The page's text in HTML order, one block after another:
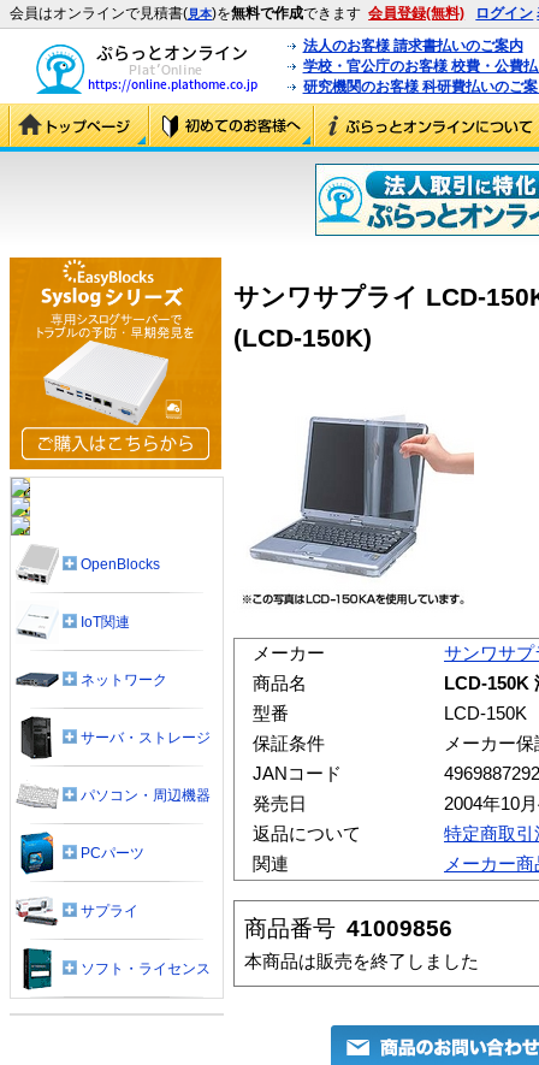
会員はオンラインで見積書(見本)を無料で作成できます 会員登録(無料) ログイン
法人のお客様 請求書払いのご案内
学校・官公庁のお客様 校費・公費
研究機関のお客様 科研費払いのご
サンワサプライ LCD-
(LCD-150K)
メーカー
サンワサプ
商品名
LCD-150K
型番
LCD-150K
保証条件
メーカー保
JANコード
発売日
2004年10
返品について
特定商取
関連
メーカー
商品番号 41009856
本商品は販売を終了しました
OpenBlocks
IoT関連
ネットワーク
サーバ・ストレージ
パソコン・周辺機器
PCパーツ
サプライ
ソフト・ライセンス